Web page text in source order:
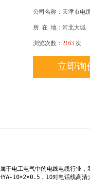
公司名称：天津市电
所 在 地：河北大城
浏览次数： 2163 次
立即询
电工电气中的电线电缆行业
10×2×0.5，10对电话线高清